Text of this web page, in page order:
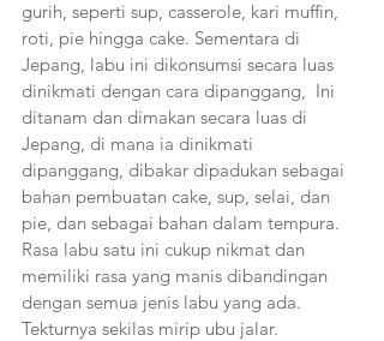
gurih, seperti sup, casserole, kari muffin,
roti, pie hingga cake. Sementara di
Jepang, labu ini dikonsumsi secara luas
dinikmati dengan cara dipanggang,  Ini
ditanam dan dimakan secara luas di
Jepang, di mana ia dinikmati
dipanggang, dibakar dipadukan sebagai
bahan pembuatan cake, sup, selai, dan
pie, dan sebagai bahan dalam tempura.
Rasa labu satu ini cukup nikmat dan
memiliki rasa yang manis dibandingan
dengan semua jenis labu yang ada.
Tekturnya sekilas mirip ubu jalar.